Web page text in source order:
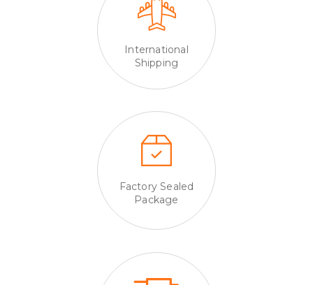
International
Shipping
Factory Sealed
Package